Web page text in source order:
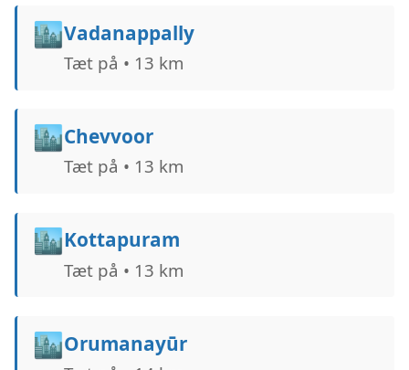
🏙️Vadanappally
Tæt på • 13 km
🏙️Chevvoor
Tæt på • 13 km
🏙️Kottapuram
Tæt på • 13 km
🏙️Orumanayūr